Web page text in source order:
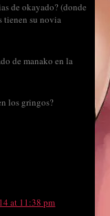
de okayado? (donde
tienen su novia
de manako en la
los gringos?
at 11:38 pm